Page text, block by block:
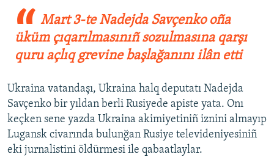
Mart 3-te Nadejda Savçenko oña
üküm çıqarılmasınıñ sozulmasına qarşı
quru açlıq grevine başlağanını ilân etti
Ukraina vatandaşı, Ukraina halq deputatı Nadejda
Savçenko bir yıldan berli Rusiyede apiste yata. Onı
keçken sene yazda Ukraina akimiyetiniñ iznini almayıp
Lugansk civarında bulunğan Rusiye televideniyesiniñ
eki jurnalistini öldürmesi ile qabaatlaylar.